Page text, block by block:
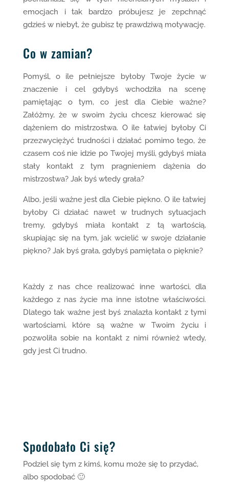
emocjach i tak bardzo próbujesz je zepchnąć
gdzieś w niebyt, że gubisz tę prawdziwą motywację.
Co w zamian?
Pomyśl, o ile pełniejsze byłoby Twoje życie w
znaczenie i cel gdybyś wchodziła na scenę
pamiętając o tym, co jest dla Ciebie ważne?
Załóżmy, że w swoim życiu chcesz kierować się
dążeniem do mistrzostwa. O ile łatwiej byłoby Ci
przezwyciężyć trudności i działać pomimo tego, że
czasem coś nie idzie po Twojej myśli, gdybyś miała
stały kontakt z tym pragnieniem dążenia do
mistrzostwa? Jak byś wtedy grała?
Albo, jeśli ważne jest dla Ciebie piękno. O ile łatwiej
byłoby Ci działać nawet w trudnych sytuacjach
tremy, gdybyś miała kontakt z tą wartością,
skupiając się na tym, jak wcielić w swoje działanie
piękno? Jak byś grała, gdybyś pamiętała o pięknie?
Każdy z nas chce realizować inne wartości, dla
każdego z nas życie ma inne istotne właściwości.
Dlatego tak ważne jest byś znalazła kontakt z tymi
wartościami, które są ważne w Twoim życiu i
pozwoliła sobie na kontakt z nimi również wtedy,
gdy jest Ci trudno.
Spodobało Ci się?
Podziel się tym z kimś, komu może się to przydać,
albo spodobać 🙂